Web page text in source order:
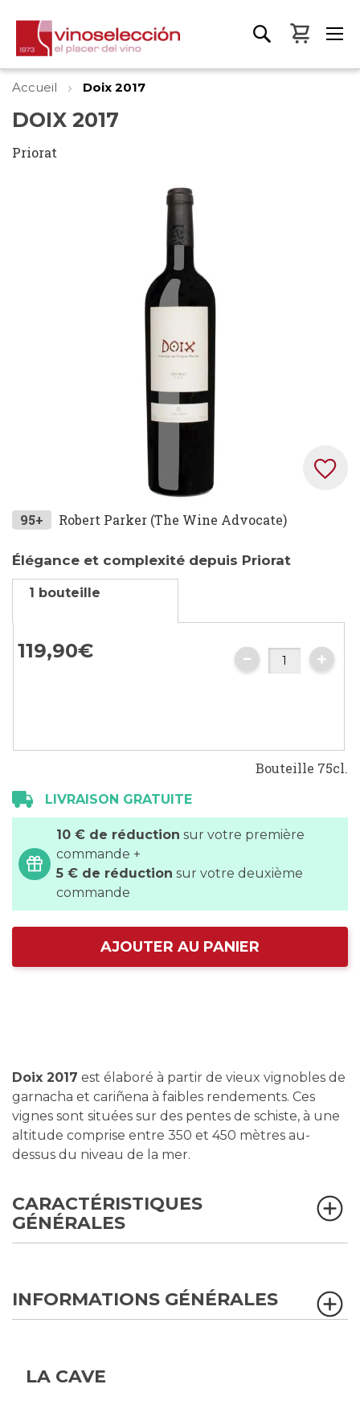
Mon
Accueil Doix 2017
DOIX 2017
Priorat
Skip
the
beginning
gallery
95+ Robert Parker (The Wine Advocate)
Élégance et complexité depuis Priorat
1 bouteille
119,90€
Bouteille 75cl.
LIVRAISON GRATUITE
10 € de réduction sur votre première
commande +
5 € de réduction sur votre deuxième
commande
AJOUTER AU PANIER
Doix 2017 est élaboré à partir de vieux vignobles de
garnacha et cariñena à faibles rendements. Ces
vignes sont situées sur des pentes de schiste, à une
altitude comprise entre 350 et 450 mètres au-
dessus du niveau de la mer.
CARACTÉRISTIQUES
GÉNÉRALES
INFORMATIONS GÉNÉRALES
LA CAVE